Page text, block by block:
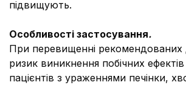
підвищують.
Особливості застосування.
При перевищенні рекомендованих
ризик виникнення побічних ефектів
пацієнтів з ураженнями печінки,